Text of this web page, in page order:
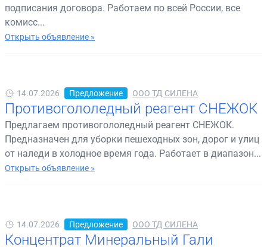
подписания договора. Работаем по всей России, все
комисс...
Открыть объявление »
14.07.2026 Предложение ООО ТД СИЛЕНА
Противогололедный реагент СНЕЖОК
Предлагаем противогололедный реагент СНЕЖОК.
Предназначен для уборки пешеходных зон, дорог и улиц
от наледи в холодное время года. Работает в диапазон...
Открыть объявление »
14.07.2026 Предложение ООО ТД СИЛЕНА
Концентрат Минеральный Гали